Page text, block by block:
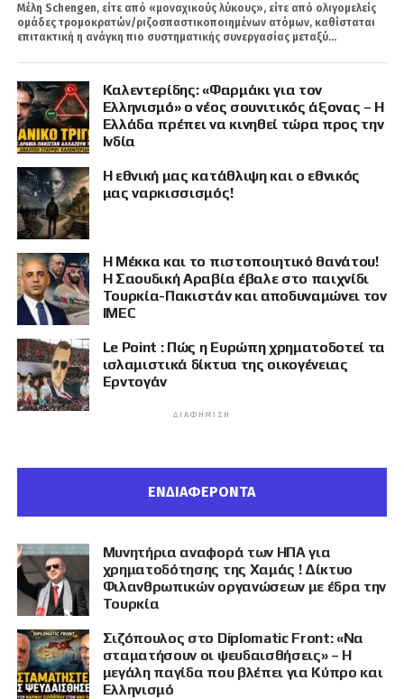
Μέλη Schengen, είτε από «μοναχικούς λύκους», είτε από ολιγομελείς
ομάδες τρομοκρατών/ριζοσπαστικοποιημένων ατόμων, καθίσταται
επιτακτική η ανάγκη πιο συστηματικής συνεργασίας μεταξύ...
Καλεντερίδης: «Φαρμάκι για τον
Ελληνισμό» ο νέος σουνιτικός άξονας – Η
Ελλάδα πρέπει να κινηθεί τώρα προς την
Ινδία
Η εθνική μας κατάθλιψη και ο εθνικός
μας ναρκισσισμός!
Η Μέκκα και το πιστοποιητικό θανάτου!
Η Σαουδική Αραβία έβαλε στο παιχνίδι
Τουρκία-Πακιστάν και αποδυναμώνει τον
IMEC
Le Point : Πώς η Ευρώπη χρηματοδοτεί τα
ισλαμιστικά δίκτυα της οικογένειας
Ερντογάν
ΔΙΑΦΉΜΙΣΗ
ΕΝΔΙΑΦΕΡΟΝΤΑ
Μυνητήρια αναφορά των ΗΠΑ για
χρηματοδότησης της Χαμάς ! Δίκτυο
Φιλανθρωπικών οργανώσεων με έδρα την
Τουρκία
Σιζόπουλος στο Diplomatic Front: «Να
σταματήσουν οι ψευδαισθήσεις» – Η
μεγάλη παγίδα που βλέπει για Κύπρο και
Ελληνισμό